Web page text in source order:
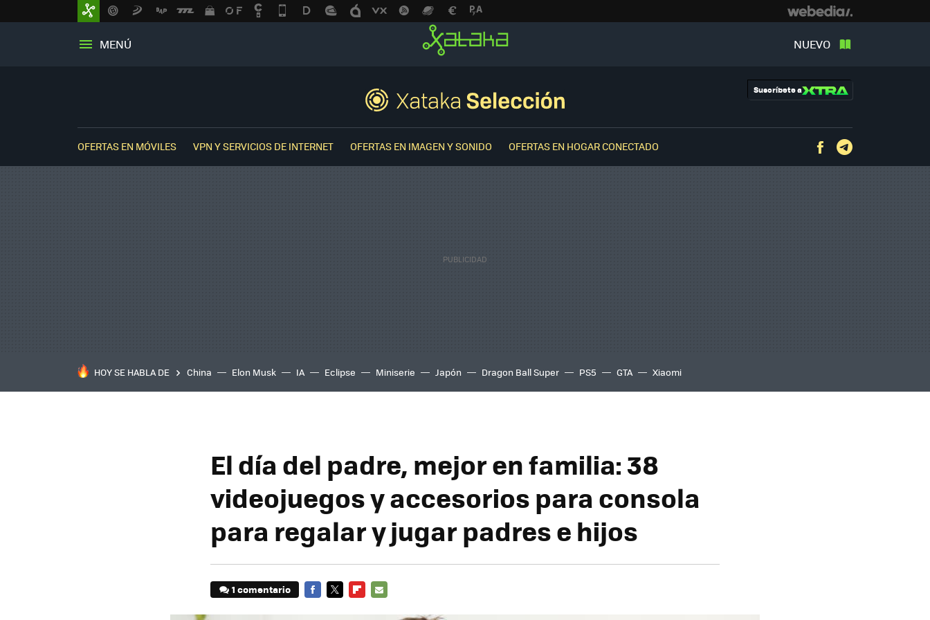
MENÚ NUEVO
Suscríbete a
OFERTAS EN MÓVILES VPN Y SERVICIOS DE INTERNET OFERTAS EN IMAGEN Y SONIDO OFERTAS EN HOGAR CONECTADO Facebook
HOY SE HABLA DE China Elon Musk IA Eclipse Miniserie Japón Dragon Ball Super PS5 GTA Xiaomi
El día del padre, mejor en familia: 38
videojuegos y accesorios para consola
para regalar y jugar padres e hijos
1 comentario